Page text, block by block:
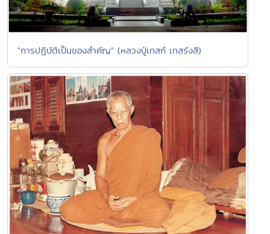
"การปฏิบัติเป็นของสำคัญ" (หลวงปู่เทสก์ เทสรังสี)